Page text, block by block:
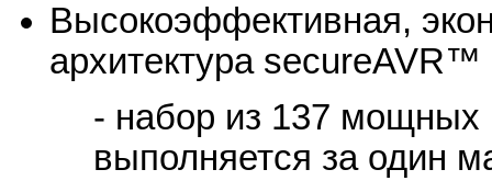
Высокоэффективная,
архитектура secureAVR™
- набор из 137 мощных
выполняется за один